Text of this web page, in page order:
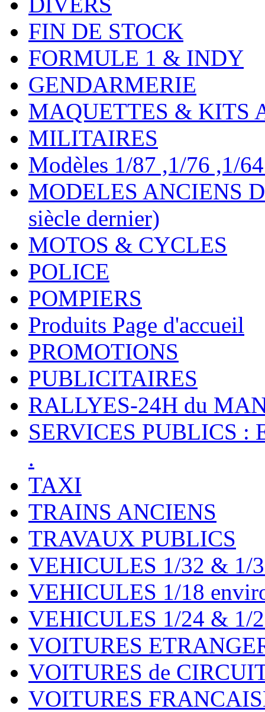
FIN DE STOCK
FORMULE 1 & INDY
GENDARMERIE
MAQUETTES & KITS
MILITAIRES
Modèles 1/87 ,1/76 ,1/
MODELES ANCIENS
siècle dernier)
MOTOS & CYCLES
POLICE
POMPIERS
Produits Page d'accueil
PROMOTIONS
PUBLICITAIRES
RALLYES-24H du
SERVICES PUBLICS :
.
TAXI
TRAINS ANCIENS
TRAVAUX PUBLICS
VEHICULES 1/32 & 1/
VEHICULES 1/18
VEHICULES 1/24 & 1/
VOITURES
VOITURES de
VOITURES